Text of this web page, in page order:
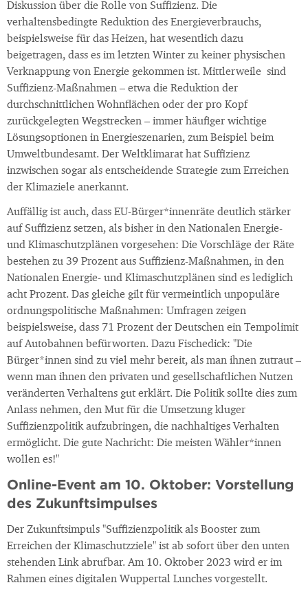
Diskussion über die Rolle von Suffizienz. Die
verhaltensbedingte Reduktion des Energieverbrauchs,
beispielsweise für das Heizen, hat wesentlich dazu
beigetragen, dass es im letzten Winter zu keiner physischen
Verknappung von Energie gekommen ist. Mittlerweile sind
Suffizienz-Maßnahmen – etwa die Reduktion der
durchschnittlichen Wohnflächen oder der pro Kopf
zurückgelegten Wegstrecken – immer häufiger wichtige
Lösungsoptionen in Energieszenarien, zum Beispiel beim
Umweltbundesamt. Der Weltklimarat hat Suffizienz
inzwischen sogar als entscheidende Strategie zum Erreichen
der Klimaziele anerkannt.
Auffällig ist auch, dass EU-Bürger*innenräte deutlich stärker
auf Suffizienz setzen, als bisher in den Nationalen Energie-
und Klimaschutzplänen vorgesehen: Die Vorschläge der Räte
bestehen zu 39 Prozent aus Suffizienz-Maßnahmen, in den
Nationalen Energie- und Klimaschutzplänen sind es lediglich
acht Prozent. Das gleiche gilt für vermeintlich unpopuläre
ordnungspolitische Maßnahmen: Umfragen zeigen
beispielsweise, dass 71 Prozent der Deutschen ein Tempolimit
auf Autobahnen befürworten. Dazu Fischedick: "Die
Bürger*innen sind zu viel mehr bereit, als man ihnen zutraut –
wenn man ihnen den privaten und gesellschaftlichen Nutzen
veränderten Verhaltens gut erklärt. Die Politik sollte dies zum
Anlass nehmen, den Mut für die Umsetzung kluger
Suffizienzpolitik aufzubringen, die nachhaltiges Verhalten
ermöglicht. Die gute Nachricht: Die meisten Wähler*innen
wollen es!"
Online-Event am 10. Oktober: Vorstellung
des Zukunftsimpulses
Der Zukunftsimpuls "Suffizienzpolitik als Booster zum
Erreichen der Klimaschutzziele" ist ab sofort über den unten
stehenden Link abrufbar. Am 10. Oktober 2023 wird er im
Rahmen eines digitalen Wuppertal Lunches vorgestellt.